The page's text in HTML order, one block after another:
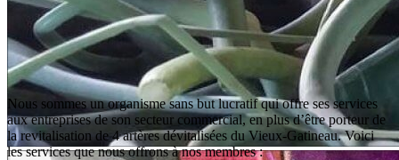
Nous sommes un organisme sans but lucratif qui offre ses services
aux entreprises de son secteur commercial, en plus d’être porteur de
la revitalisation de 4 artères dévitalisées du Vieux-Gatineau. Voici
les services que nous offrons à nos membres :